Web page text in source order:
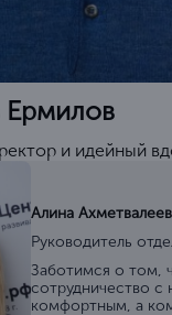
Ермилов
и идейный
Алина
Руководитель
Заботимся о том,
сотрудничество с
комфортным, а